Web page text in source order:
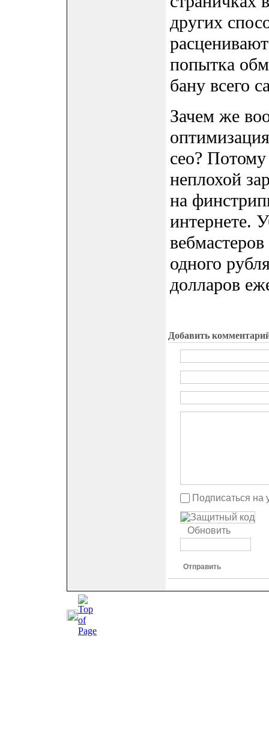
других
попытка
бану всего
Зачем же
сео?
неплохой
на
интернете.
одного
долларов
Добавить
Подписаться
Обновить
Отправить